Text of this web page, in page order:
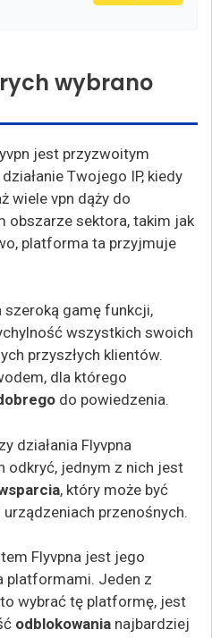
wybrano
jest przyzwoitym
Twojego IP, kiedy
wiele vpn dąży do
obszarze sektora, takim jak
platforma ta przyjmuje
szeroką gamę funkcji,
wszystkich swoich
przyszłych klientów.
dla którego
do powiedzenia.
działania Flyvpna
odkryć, jednym z nich jest
, który może być
przenośnych.
Flyvpna jest jego
platformami. Jeden z
wybrać tę platformę, jest
odblokowania najbardziej